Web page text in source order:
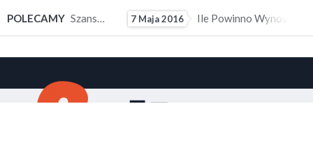
POLECAMY
Doświadczeniem Zawodowym 7 Maja 2016 Ile Powinno Wynosić Kieszonkowe?